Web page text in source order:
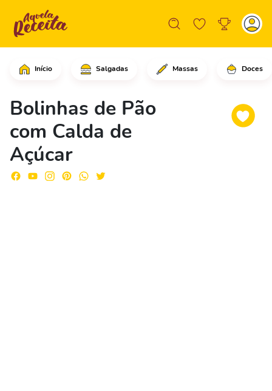
Início Salgadas Massas Doces
Bolinhas de Pão
com Calda de
Açúcar
Comece adicionando o leite nas